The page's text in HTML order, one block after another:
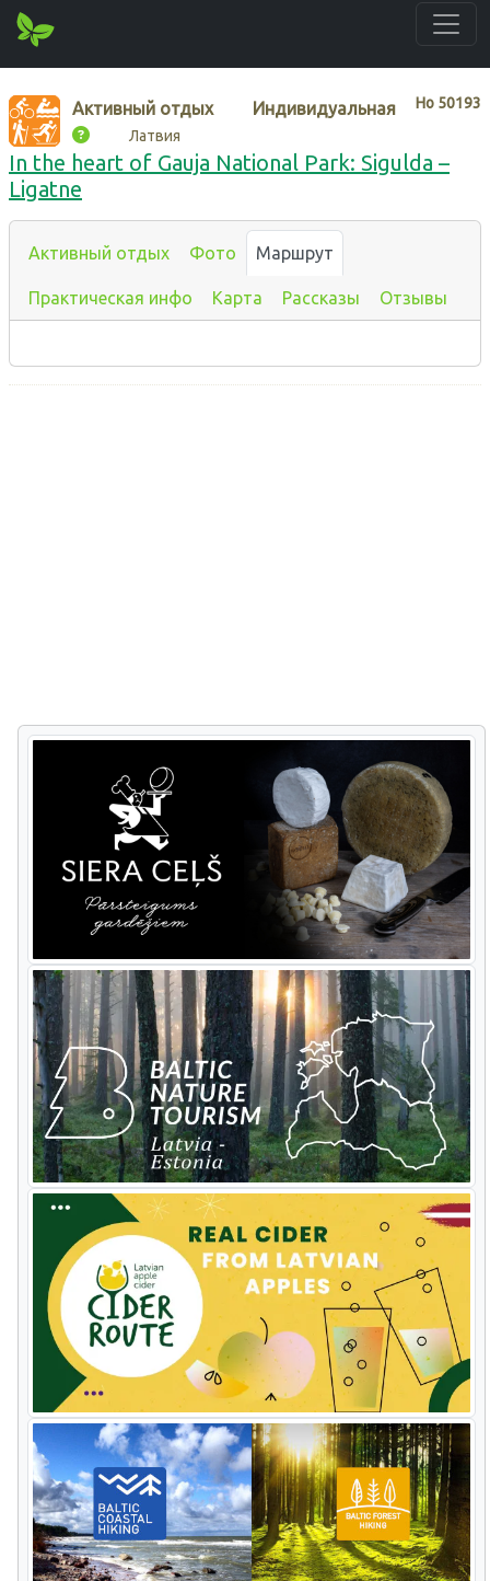
Нo 50193
Активный отдых Индивидуальная
Латвия
In the heart of Gauja National Park: Sigulda –
Ligatne
Активный отдых Фото Маршрут
Практическая инфо Карта Рассказы Отзывы